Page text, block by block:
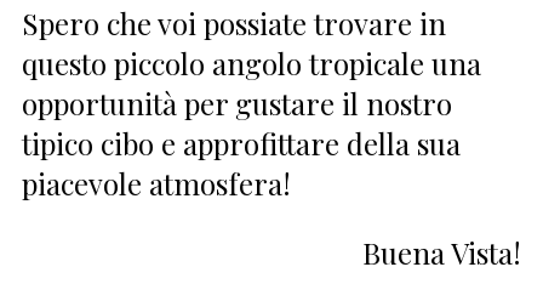
Spero che voi possiate trovare in
questo piccolo angolo tropicale una
opportunità per gustare il nostro
tipico cibo e approfittare della sua
piacevole atmosfera!
Buena Vista!